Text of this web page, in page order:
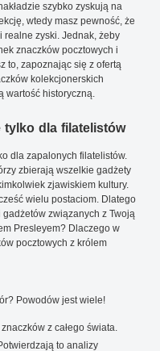
szybko zyskują na
wtedy masz pewność, że
realne zyski. Jednak, żeby
znaczków pocztowych i
to, zapoznając się z ofertą
kolekcjonerskich
wartość historyczną.
tylko dla filatelistów
dla zapalonych filatelistów.
zbierają wszelkie gadżety
zjawiskiem kultury.
wielu postaciom. Dlatego
związanych z Twoją
Presleyem? Dlaczego w
pocztowych z królem
Powodów jest wiele!
z całego świata.
to analizy